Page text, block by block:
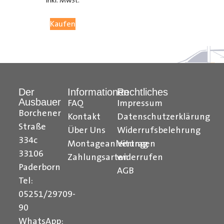
auch auf unseremYouTube Kanaleinfach und
Ihr Team von Der Ausbauer
Formularbeginn
Kaufen
Der
Ausbauer
Borchener
Straße
334c
33106
Paderborn
Tel:
05251/29709-
90
WhatsApp:
Informationen
FAQ
Kontakt
Über Uns
Montageanleitungen
Zahlungsarten
Rechtliches
Impressum
Datenschutzerklärung
Widerrufsbelehrung
Vertrag
widerrufen
AGB